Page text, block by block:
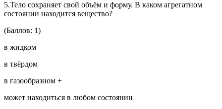
5.Тело сохраняет свой объём и форму. В каком агрегатном
состоянии находится вещество?
(Баллов: 1)
в жидком
в твёрдом
в газообразном +
может находиться в любом состоянии